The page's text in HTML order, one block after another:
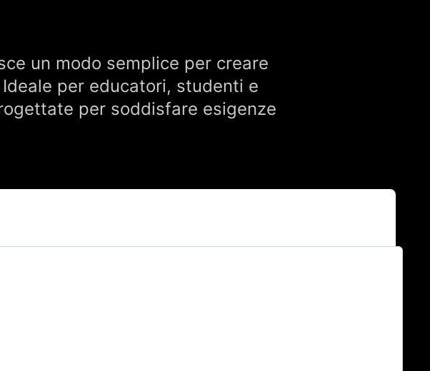
un modo semplice per creare
per educatori, studenti e
per soddisfare esigenze